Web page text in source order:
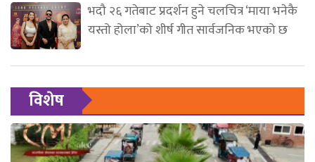
भदौ २६ गतेबाट प्रदर्शन हुने चलचित्र ‘माया भनेकै
यस्तो होला’को शीर्ष गीत सार्वजनिक भएको छ
विशेष